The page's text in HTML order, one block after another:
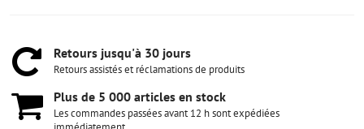
Retours jusqu'à 30 jours
Retours assistés et réclamations de produits
Plus de 5 000 articles en stock
Les commandes passées avant 12 h sont expédiées